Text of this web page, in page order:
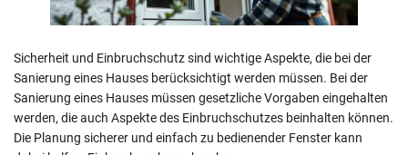
Sicherheit und Einbruchschutz sind wichtige Aspekte, die bei der
Sanierung eines Hauses berücksichtigt werden müssen. Bei der
Sanierung eines Hauses müssen gesetzliche Vorgaben eingehalten
werden, die auch Aspekte des Einbruchschutzes beinhalten können.
Die Planung sicherer und einfach zu bedienender Fenster kann